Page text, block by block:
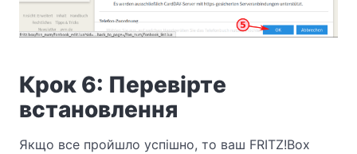
Крок 6: Перевірте
встановлення
Якщо все пройшло успішно, то ваш FRITZ!Box